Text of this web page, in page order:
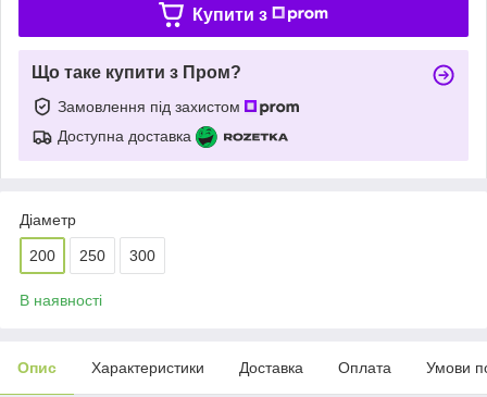
Купити з
Що таке купити з Пром?
Замовлення під захистом
Доступна доставка
Діаметр
200 250 300
В наявності
Опис Характеристики Доставка Оплата Умови